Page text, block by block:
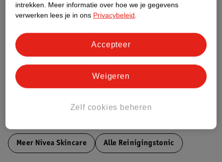
Nature Impact Score
Impact Score.
Meer informatie
Bestel & Bezorginformatie
Meer Nivea Skincare Alle Reinigingstonic
intrekken. Meer informatie over hoe we je gegevens
verwerken lees je in ons Privacybeleid.
Zelf cookies beheren
Weigeren
Accepteer